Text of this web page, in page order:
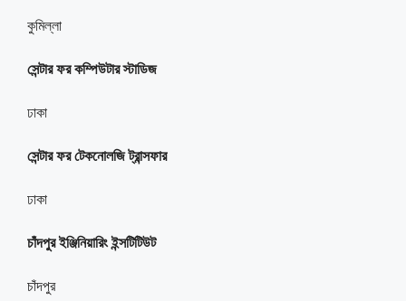
কুমিল্লা
সেন্টার ফর কম্পিউটার স্টাডিজ
ঢাকা
সেন্টার ফর টেকনোলজি ট্রান্সফার
ঢাকা
চাঁদপুর ইঞ্জিনিয়ারিং ইন্সটিটিউট
চাঁদপুর